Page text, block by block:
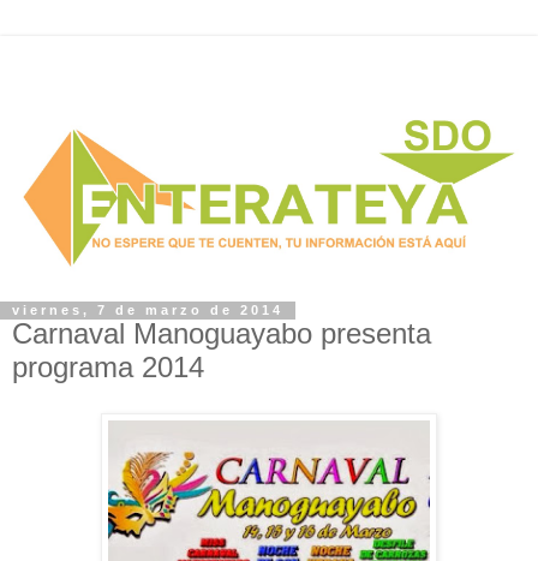
viernes, 7 de marzo de 2014
Carnaval Manoguayabo presenta
programa 2014